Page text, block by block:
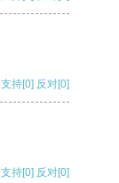
支持[0] 反对[0]
支持[0] 反对[0]